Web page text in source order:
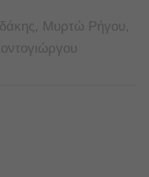
Μυρτώ Ρήγου,